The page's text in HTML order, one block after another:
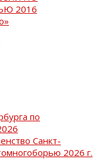
2016
по
Санкт-
2026 г.